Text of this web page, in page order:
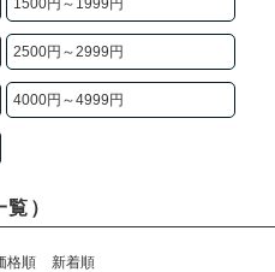
1500円～1999円
2500円～2999円
4000円～4999円
）
格順 新着順